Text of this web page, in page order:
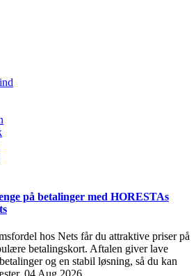
på betalinger med HORESTAs
hos Nets får du attraktive priser på
betalingskort. Aftalen giver lave
og en stabil løsning, så du kan